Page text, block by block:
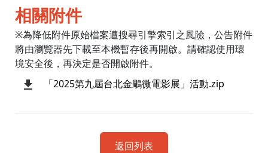
相關附件
※為降低附件原始檔案遭搜尋引擎索引之風險，公告附件
將由瀏覽器先下載至本機暫存後再開啟。請確認使用環
境安全後，再決定是否開啟附件。
「2025第九屆台北金鵰微電影展」活動.zip
返回列表